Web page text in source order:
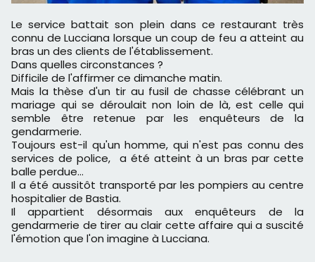
Le service battait son plein dans ce restaurant très
connu de Lucciana lorsque un coup de feu a atteint au
bras un des clients de l'établissement.
Dans quelles circonstances ?
Difficile de l'affirmer ce dimanche matin.
Mais la thèse d'un tir au fusil de chasse célébrant un
mariage qui se déroulait non loin de là, est celle qui
semble être retenue par les enquêteurs de la
gendarmerie.
Toujours est-il qu'un homme, qui n'est pas connu des
services de police, a été atteint à un bras par cette
balle perdue…
Il a été aussitôt transporté par les pompiers au centre
hospitalier de Bastia.
Il appartient désormais aux enquêteurs de la
gendarmerie de tirer au clair cette affaire qui a suscité
l'émotion que l'on imagine à Lucciana.